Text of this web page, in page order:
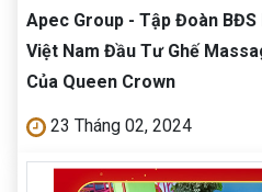
Apec Group - Tập Đoàn BĐS
Việt Nam Đầu Tư Ghế
Của Queen Crown
23 Tháng 02, 2024